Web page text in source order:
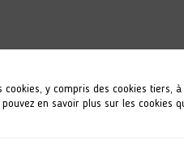
cookies, y compris des cookies tiers,
pouvez en savoir plus sur les cookies